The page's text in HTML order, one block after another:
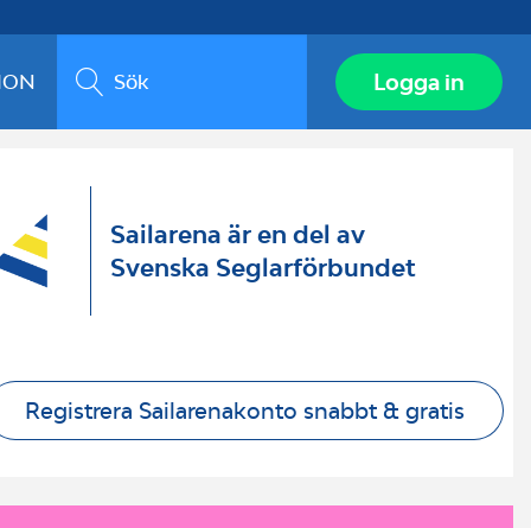
Sök Logga in
Sailarena är en del av
Svenska Seglarförbundet
Registrera Sailarenakonto snabbt & gratis